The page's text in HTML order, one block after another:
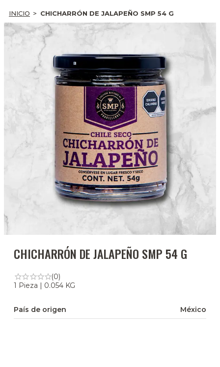
INICIO CHICHARRÓN DE JALAPEÑO SMP 54 G
CHICHARRÓN DE JALAPEÑO SMP 54 G
(0)
1 Pieza | 0.054 KG
País de origen México